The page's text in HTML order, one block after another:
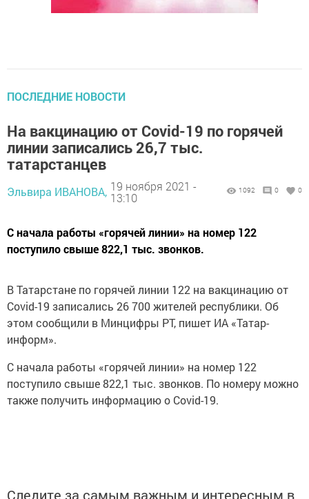
ПОСЛЕДНИЕ НОВОСТИ
На вакцинацию от Covid-19 по горячей
линии записались 26,7 тыс.
татарстанцев
Эльвира ИВАНОВА, 19 ноября 2021 -
13:10
1092 0 0
С начала работы «горячей линии» на номер 122
поступило свыше 822,1 тыс. звонков.
В Татарстане по горячей линии 122 на вакцинацию от
Covid-19 записались 26 700 жителей республики. Об
этом сообщили в Минцифры РТ, пишет ИА «Татар-
информ».
С начала работы «горячей линии» на номер 122
поступило свыше 822,1 тыс. звонков. По номеру можно
также получить информацию о Covid-19.
Следите за самым важным и интересным в